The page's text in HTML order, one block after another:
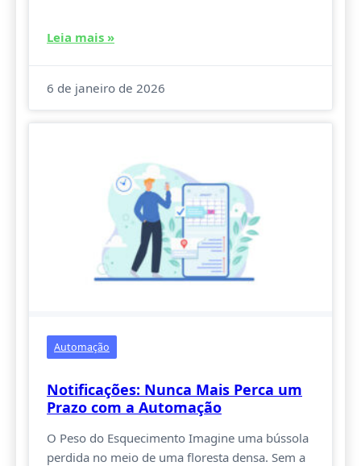
Leia mais »
6 de janeiro de 2026
Automação
Notificações: Nunca Mais Perca um
Prazo com a Automação
O Peso do Esquecimento Imagine uma bússola
perdida no meio de uma floresta densa. Sem a